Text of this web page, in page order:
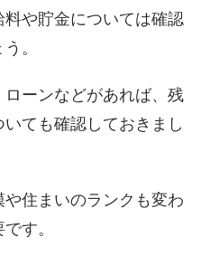
や貯金については確認
。
ーンなどがあれば、残
ても確認しておきまし
住まいのランクも変わ
す。